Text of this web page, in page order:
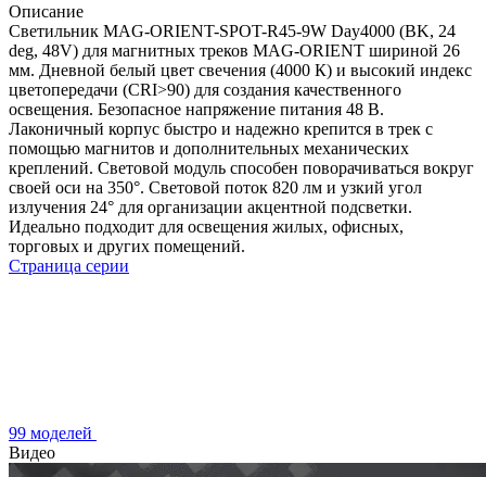
Описание
Светильник MAG-ORIENT-SPOT-R45-9W Day4000 (BK, 24
deg, 48V) для магнитных треков MAG-ORIENT шириной 26
мм. Дневной белый цвет свечения (4000 К) и высокий индекс
цветопередачи (CRI>90) для создания качественного
освещения. Безопасное напряжение питания 48 В.
Лаконичный корпус быстро и надежно крепится в трек с
помощью магнитов и дополнительных механических
креплений. Световой модуль способен поворачиваться вокруг
своей оси на 350°. Световой поток 820 лм и узкий угол
излучения 24° для организации акцентной подсветки.
Идеально подходит для освещения жилых, офисных,
торговых и других помещений.
Страница серии
99 моделей
Видео